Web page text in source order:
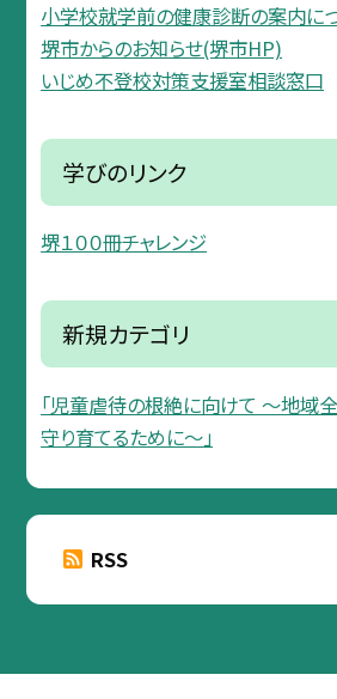
小学校就学前の健康診断の案内に
堺市からのお知らせ(堺市HP)
いじめ不登校対策支援室相談窓口
学びのリンク
堺１００冊チャレンジ
新規カテゴリ
「児童虐待の根絶に向けて 〜地域
守り育てるために〜」
RSS